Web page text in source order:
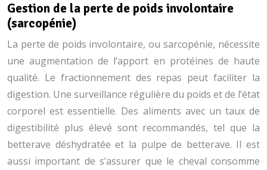
Gestion de la perte de poids involontaire
(sarcopénie)
La perte de poids involontaire, ou sarcopénie, nécessite
une augmentation de l’apport en protéines de haute
qualité. Le fractionnement des repas peut faciliter la
digestion. Une surveillance régulière du poids et de l’état
corporel est essentielle. Des aliments avec un taux de
digestibilité plus élevé sont recommandés, tel que la
betterave déshydratée et la pulpe de betterave. Il est
aussi important de s’assurer que le cheval consomme